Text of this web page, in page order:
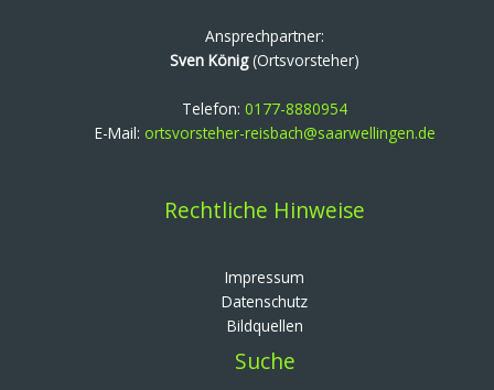
Ansprechpartner:
Sven König(Ortsvorsteher)
Telefon:0177-8880954
E-Mail: ortsvorsteher-reisbach@saarwellingen.de
Rechtliche Hinweise
Impressum
Datenschutz
Bildquellen
Suche